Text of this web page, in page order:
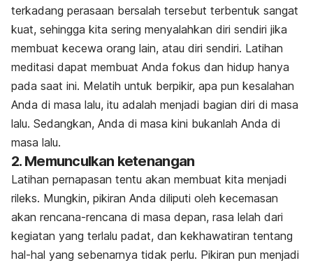
terkadang perasaan bersalah tersebut terbentuk sangat
kuat, sehingga kita sering menyalahkan diri sendiri jika
membuat kecewa orang lain, atau diri sendiri. Latihan
meditasi dapat membuat Anda fokus dan hidup hanya
pada saat ini. Melatih untuk berpikir, apa pun kesalahan
Anda di masa lalu, itu adalah menjadi bagian diri di masa
lalu. Sedangkan, Anda di masa kini bukanlah Anda di
masa lalu.
2. Memunculkan ketenangan
Latihan pernapasan tentu akan membuat kita menjadi
rileks. Mungkin, pikiran Anda diliputi oleh kecemasan
akan rencana-rencana di masa depan, rasa lelah dari
kegiatan yang terlalu padat, dan kekhawatiran tentang
hal-hal yang sebenarnya tidak perlu. Pikiran pun menjadi